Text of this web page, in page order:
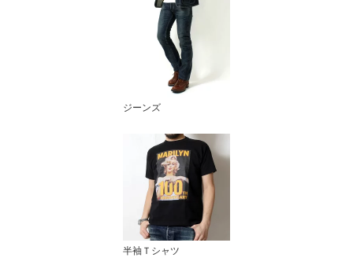
ジーンズ
半袖Ｔシャツ